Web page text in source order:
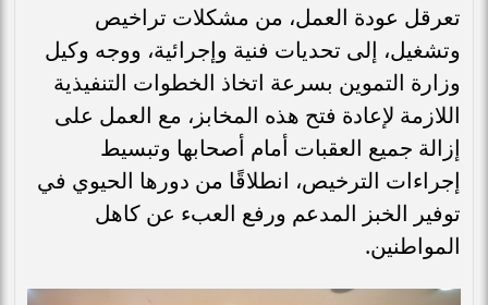
تعرقل عودة العمل، من مشكلات تراخيص
وتشغيل، إلى تحديات فنية وإجرائية، ووجه وكيل
وزارة التموين بسرعة اتخاذ الخطوات التنفيذية
اللازمة لإعادة فتح هذه المخابز، مع العمل على
إزالة جميع العقبات أمام أصحابها وتبسيط
إجراءات الترخيص، انطلاقًا من دورها الحيوي في
توفير الخبز المدعم ورفع العبء عن كاهل
المواطنين.